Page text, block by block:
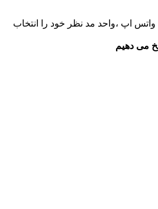
اپ ،واحد مد نظر خود را انتخاب
می دهیم